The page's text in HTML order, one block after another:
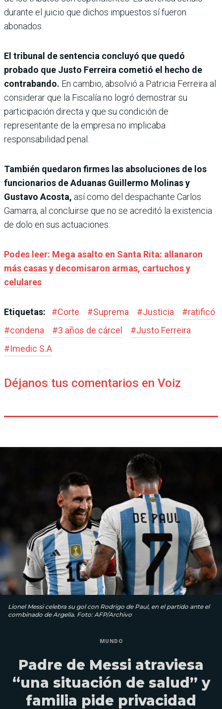
durante el juicio que dichos impuestos sí fueron
abonados.
El tribunal de sentencia concluyó que quedó
probado que Justo Ferreira cometió el hecho de
contrabando. En cambio, absolvió a Patricia Ferreira al
considerar que la Fiscalía no logró demostrar su
participación directa y que su condición de
representante de la empresa no implicaba
responsabilidad penal.
También quedaron firmes las absoluciones de los
funcionarios de Aduanas Guillermo Molinas y
Gustavo Acosta, así como del despachante Carlos
Gamarra, al concluirse que no se acreditó la existencia
de dolo en sus actuaciones.
Podes leer: Mega asalto en Santa Rita: allanaron
más casas y decomisaron armas, cartuchos y
celulares
Etiquetas: #Corte #Suprema #Justicia #ratificó
#condena #3 años de cárcel #Justo Ferreira
#Imedic S.A
Déjanos tus comentarios en Voiz
Lionel Messi celebra su gol con Rodrigo de Paul, en el partido ante el
combinado de Argelia. Foto: AFP/Archivo
MUNDO
Padre de Messi atraviesa
“una situación de salud” y
familia pide privacidad